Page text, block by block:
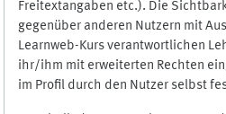
Freitextangaben etc.). Die
gegenüber anderen Nutzern mit
Learnweb-Kurs verantwortlichen
ihr/ihm mit erweiterten Rechten
im Profil durch den Nutzer selbst